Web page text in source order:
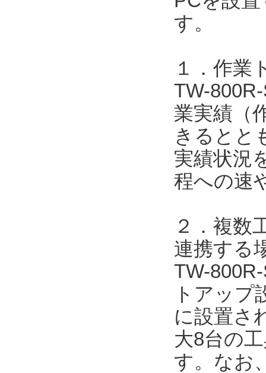
す。
１．作業
TW-
業実績（
きるとと
実績状況
程への速
２．複数
連携する
TW-
トアップ
に設置さ
大8台の
す。なお